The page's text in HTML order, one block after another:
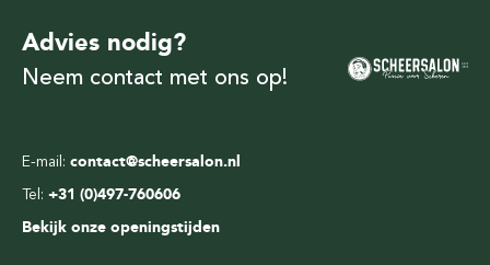
E-mail: contact@scheersalon.nl
Tel: +31 (0)497-760606
Bekijk onze openingstijden
Advies nodig?
Neem contact met ons op!